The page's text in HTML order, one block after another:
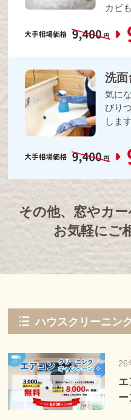
カビ
洗面
気に
びり
します
その他、窓やカ
お気軽にご
ハウスクリーニン
26
ー